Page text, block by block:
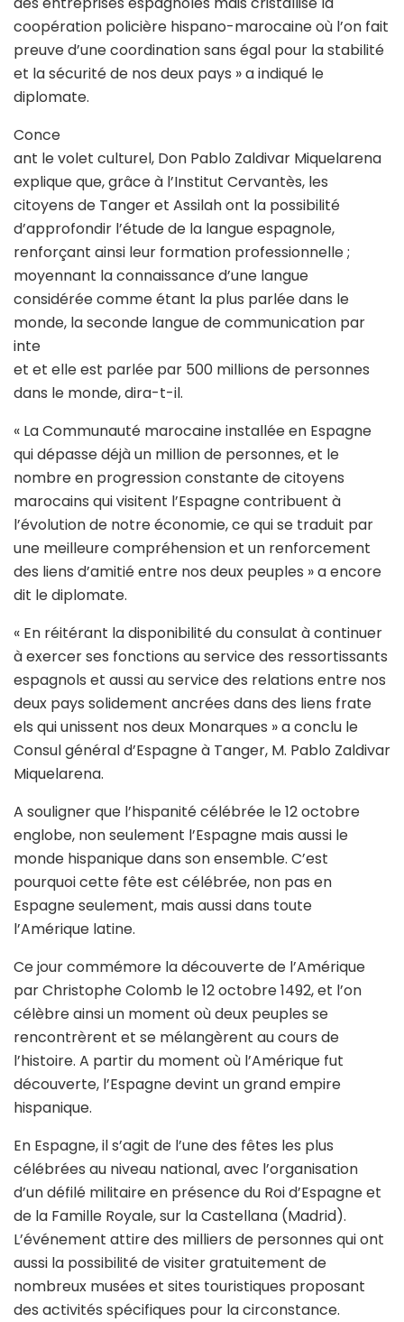
coopération policière hispano-marocaine où l’on fait
preuve d’une coordination sans égal pour la stabilité
et la sécurité de nos deux pays » a indiqué le
diplomate.
Conce
ant le volet culturel, Don Pablo Zaldivar Miquelarena
explique que, grâce à l’Institut Cervantès, les
citoyens de Tanger et Assilah ont la possibilité
d’approfondir l’étude de la langue espagnole,
renforçant ainsi leur formation professionnelle ;
moyennant la connaissance d’une langue
considérée comme étant la plus parlée dans le
monde, la seconde langue de communication par
inte
et et elle est parlée par 500 millions de personnes
dans le monde, dira-t-il.
« La Communauté marocaine installée en Espagne
qui dépasse déjà un million de personnes, et le
nombre en progression constante de citoyens
marocains qui visitent l’Espagne contribuent à
l’évolution de notre économie, ce qui se traduit par
une meilleure compréhension et un renforcement
des liens d’amitié entre nos deux peuples » a encore
dit le diplomate.
« En réitérant la disponibilité du consulat à continuer
à exercer ses fonctions au service des ressortissants
espagnols et aussi au service des relations entre nos
deux pays solidement ancrées dans des liens frate
els qui unissent nos deux Monarques » a conclu le
Consul général d’Espagne à Tanger, M. Pablo Zaldivar
Miquelarena.
A souligner que l’hispanité célébrée le 12 octobre
englobe, non seulement l’Espagne mais aussi le
monde hispanique dans son ensemble. C’est
pourquoi cette fête est célébrée, non pas en
Espagne seulement, mais aussi dans toute
l’Amérique latine.
Ce jour commémore la découverte de l’Amérique
par Christophe Colomb le 12 octobre 1492, et l’on
célèbre ainsi un moment où deux peuples se
rencontrèrent et se mélangèrent au cours de
l’histoire. A partir du moment où l’Amérique fut
découverte, l’Espagne devint un grand empire
hispanique.
En Espagne, il s’agit de l’une des fêtes les plus
célébrées au niveau national, avec l’organisation
d’un défilé militaire en présence du Roi d’Espagne et
de la Famille Royale, sur la Castellana (Madrid).
L’événement attire des milliers de personnes qui ont
aussi la possibilité de visiter gratuitement de
nombreux musées et sites touristiques proposant
des activités spécifiques pour la circonstance.